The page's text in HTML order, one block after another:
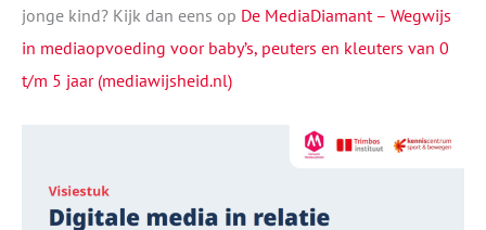
jonge kind? Kijk dan eens op De MediaDiamant – Wegwijs
in mediaopvoeding voor baby’s, peuters en kleuters van 0
t/m 5 jaar (mediawijsheid.nl)